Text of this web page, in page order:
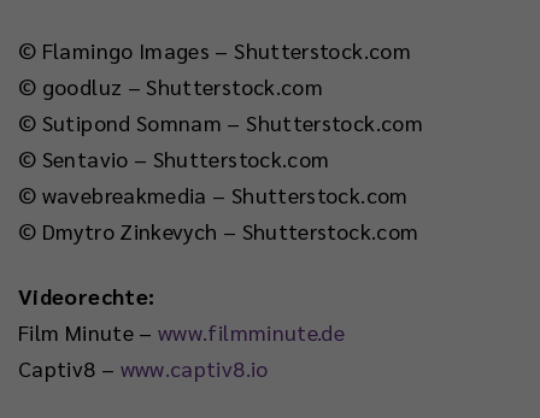
© Flamingo Images – Shutterstock.com
© goodluz – Shutterstock.com
© Sutipond Somnam – Shutterstock.com
© Sentavio – Shutterstock.com
© wavebreakmedia – Shutterstock.com
© Dmytro Zinkevych – Shutterstock.com
Videorechte:
Film Minute –www.filmminute.de
Captiv8 – www.captiv8.io